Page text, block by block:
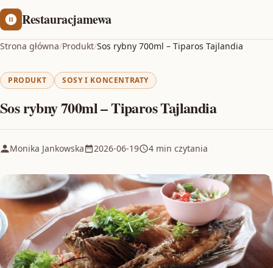
Restauracjamewa
Strona główna/Produkt/Sos rybny 700ml – Tiparos Tajlandia
PRODUKT SOSY I KONCENTRATY
Sos rybny 700ml – Tiparos Tajlandia
Monika Jankowska 2026-06-19 4 min czytania